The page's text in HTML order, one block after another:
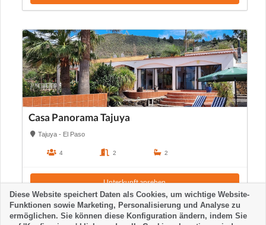
Casa Panorama Tajuya
Tajuya - El Paso
4 2 2
Unterkunft ansehen
Diese Website speichert Daten als Cookies, um wichtige Website-
Funktionen sowie Marketing, Personalisierung und Analyse zu
ermöglichen. Sie können diese Konfiguration ändern, indem Sie